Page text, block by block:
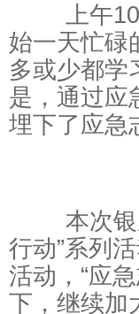
上午10点
始一天忙碌
多或少都学
是，通过应
埋下了应急
本次银座
行动”系列
活动，“应
下，继续加